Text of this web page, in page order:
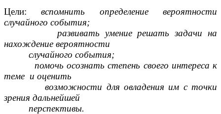
Цели:вспомнить определение вероятности
случайного события;
развивать умение решать задачи на
нахождение вероятности
случайного события;
помочь осознать степень своего интереса к
теме и оценить
возможности для овладения им с точки
зрения дальнейшей
перспективы.